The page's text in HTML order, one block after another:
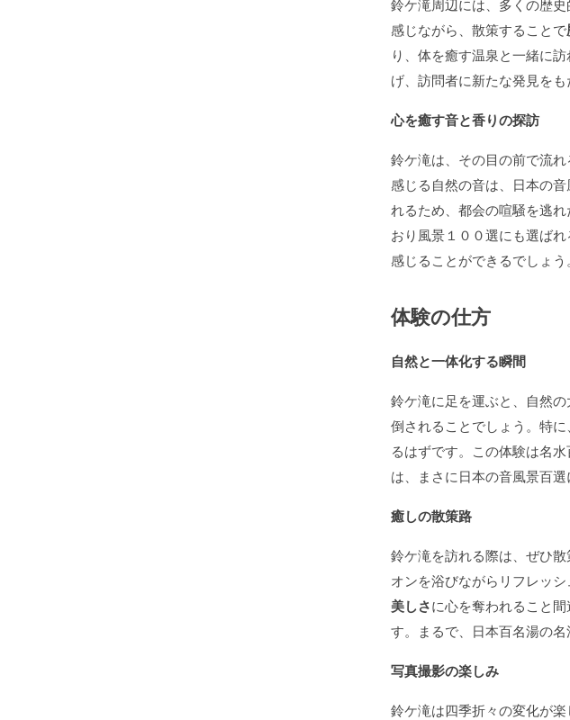
鈴ケ滝周辺には、多くの歴
感じながら、散策することで
り、体を癒す温泉と一緒に
げ、訪問者に新たな発見をも
心を癒す音と香りの探訪
鈴ケ滝は、その目の前で流
感じる自然の音は、日本の
れるため、都会の喧騒を逃
おり風景１００選にも選ば
感じることができるでしょう。
体験の仕方
自然と一体化する瞬間
鈴ケ滝に足を運ぶと、自然
倒されることでしょう。特に
るはずです。この体験は名
は、まさに日本の音風景百選
癒しの散策路
鈴ケ滝を訪れる際は、ぜひ
オンを浴びながらリフレッ
美しさに心を奪われること
す。まるで、日本百名湯の
写真撮影の楽しみ
鈴ケ滝は四季折々の変化が